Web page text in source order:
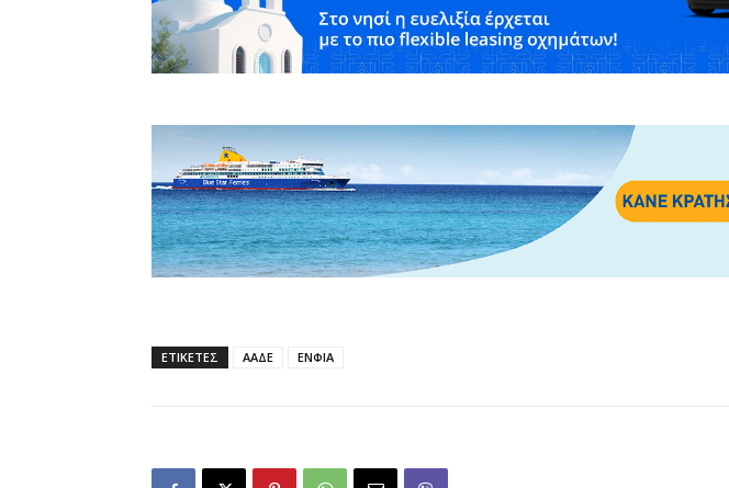
ΕΤΙΚΕΤΕΣ ΑΑΔΕ ΕΝΦΙΑ